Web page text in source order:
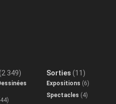
349) Sorties (11)
Expositions (6)
Spectacles (4)